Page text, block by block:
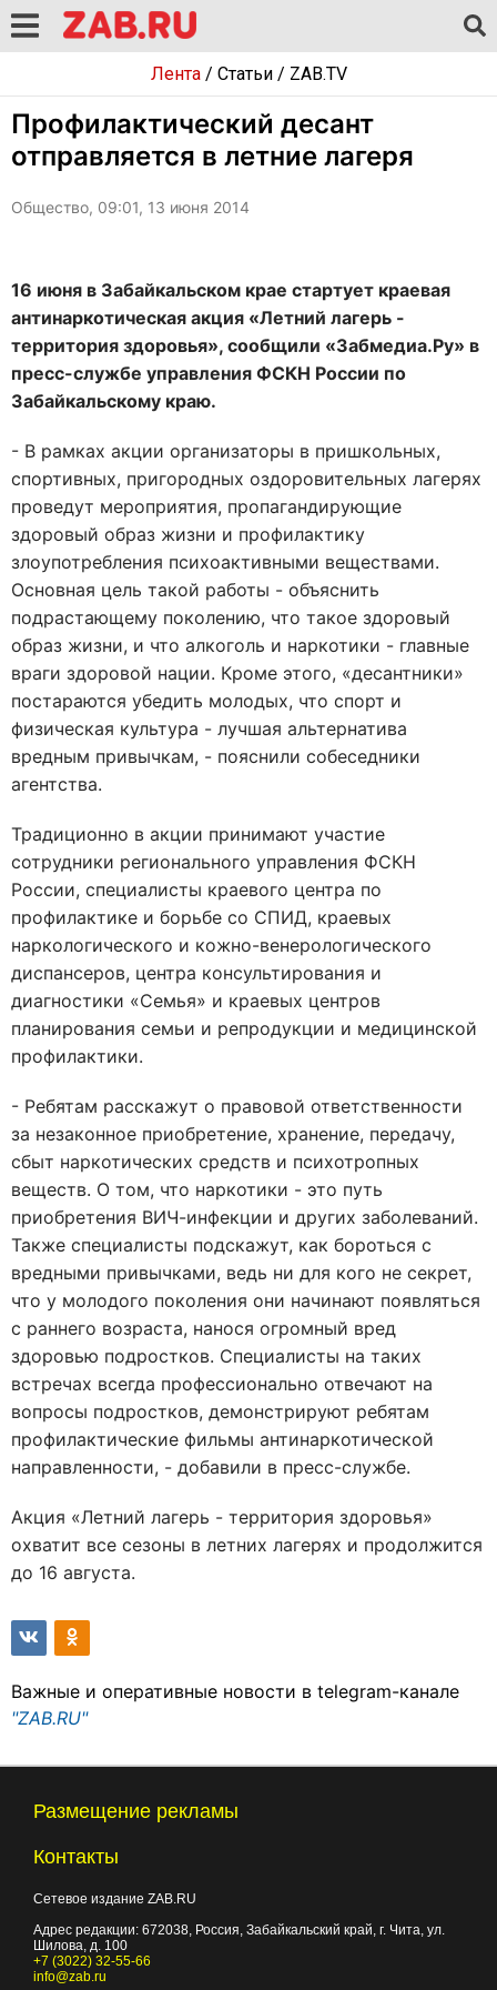
Лента/ Статьи/ ZAB.TV
Профилактический десант
отправляется в летние лагеря
Общество, 09:01, 13 июня 2014
16 июня в Забайкальском крае стартует краевая
антинаркотическая акция «Летний лагерь -
территория здоровья», сообщили «Забмедиа.Ру» в
пресс-службе управления ФСКН России по
Забайкальскому краю.
- В рамках акции организаторы в пришкольных,
спортивных, пригородных оздоровительных лагерях
проведут мероприятия, пропагандирующие
здоровый образ жизни и профилактику
злоупотребления психоактивными веществами.
Основная цель такой работы - объяснить
подрастающему поколению, что такое здоровый
образ жизни, и что алкоголь и наркотики - главные
враги здоровой нации. Кроме этого, «десантники»
постараются убедить молодых, что спорт и
физическая культура - лучшая альтернатива
вредным привычкам, - пояснили собеседники
агентства.
Традиционно в акции принимают участие
сотрудники регионального управления ФСКН
России, специалисты краевого центра по
профилактике и борьбе со СПИД, краевых
наркологического и кожно-венерологического
диспансеров, центра консультирования и
диагностики «Семья» и краевых центров
планирования семьи и репродукции и медицинской
профилактики.
- Ребятам расскажут о правовой ответственности
за незаконное приобретение, хранение, передачу,
сбыт наркотических средств и психотропных
веществ. О том, что наркотики - это путь
приобретения ВИЧ-инфекции и других заболеваний.
Также специалисты подскажут, как бороться с
вредными привычками, ведь ни для кого не секрет,
что у молодого поколения они начинают появляться
с раннего возраста, нанося огромный вред
здоровью подростков. Специалисты на таких
встречах всегда профессионально отвечают на
вопросы подростков, демонстрируют ребятам
профилактические фильмы антинаркотической
направленности, - добавили в пресс-службе.
Акция «Летний лагерь - территория здоровья»
охватит все сезоны в летних лагерях и продолжится
до 16 августа.
Важные и оперативные новости в telegram-канале
"ZAB.RU"
Размещение рекламы
Контакты
Сетевое издание ZAB.RU
Адрес редакции: 672038, Россия, Забайкальский край, г. Чита, ул.
Шилова, д. 100
+7 (3022) 32-55-66
info@zab.ru